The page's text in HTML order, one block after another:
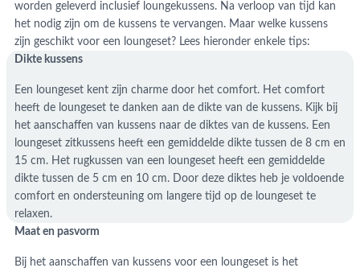
worden geleverd inclusief loungekussens. Na verloop van tijd kan
het nodig zijn om de kussens te vervangen. Maar welke kussens
zijn geschikt voor een loungeset? Lees hieronder enkele tips:
Dikte kussens
Een loungeset kent zijn charme door het comfort. Het comfort
heeft de loungeset te danken aan de dikte van de kussens. Kijk bij
het aanschaffen van kussens naar de diktes van de kussens. Een
loungeset zitkussens heeft een gemiddelde dikte tussen de 8 cm en
15 cm. Het rugkussen van een loungeset heeft een gemiddelde
dikte tussen de 5 cm en 10 cm. Door deze diktes heb je voldoende
comfort en ondersteuning om langere tijd op de loungeset te
relaxen.
Maat en pasvorm
Bij het aanschaffen van kussens voor een loungeset is het